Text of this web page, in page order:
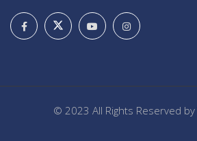
© 2023 All Rights Reserved by